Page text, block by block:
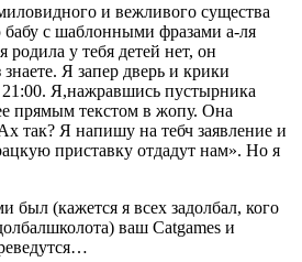
и вежливого существа
с шаблонными фразами а-ля
у тебя детей нет, он
Я запер дверь и крики
21:00. Я,нажравшись пустырника
прямым текстом в жопу. Она
так? Я напишу на тебч заявление и
приставку отдадут нам». Но я
был (кажется я всех задолбал, кого
ваш Catgames и